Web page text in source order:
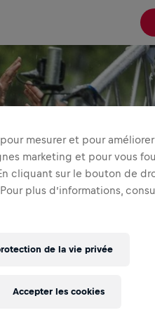
N'EST
mesurer et pour
marketing et pour vous
cliquant sur le bouton de
plus d’informations,
de la vie privée
Accepter les cookies